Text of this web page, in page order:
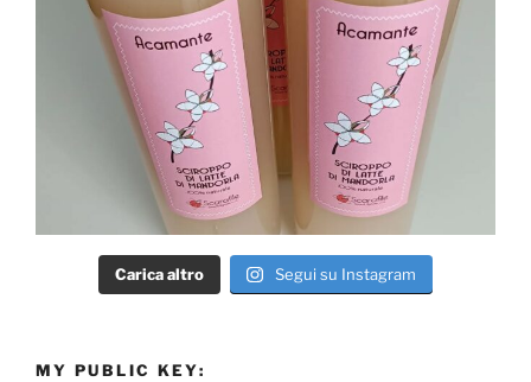
Carica altro Segui su Instagram
MY PUBLIC KEY: